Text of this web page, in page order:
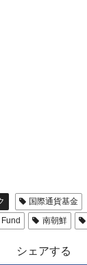
国際通貨基金
南朝鮮
シェアする